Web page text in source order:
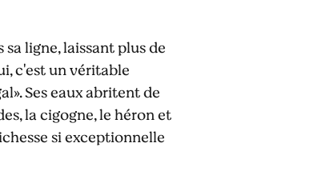
ligne, laissant plus de
c'est un véritable
Ses eaux abritent de
la cigogne, le héron et
si exceptionnelle